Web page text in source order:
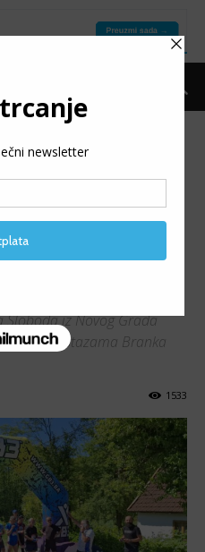
STAZAMA
Najstariji
godine sa
Sloboda iz Novog Grada
"Stazama Branka
1533